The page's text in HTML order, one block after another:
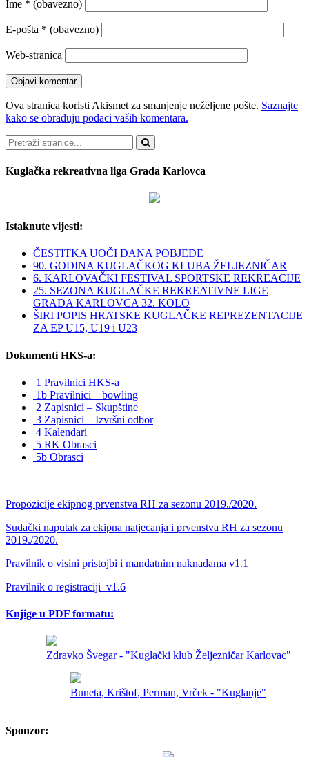
Ime * (obavezno)
E-pošta * (obavezno)
Web-stranica
Ova stranica koristi Akismet za smanjenje neželjene pošte. Saznajte
kako se obrađuju podaci vaših komentara.
Pretraži
Kuglačka rekreativna liga Grada Karlovca
Istaknute vijesti:
ČESTITKA UOČI DANA POBJEDE
90. GODINA KUGLAČKOG KLUBA ŽELJEZNIČAR
6. KARLOVAČKI FESTIVAL SPORTSKE REKREACIJE
25. SEZONA KUGLAČKE REKREATIVNE LIGE
GRADA KARLOVCA 32. KOLO
ŠIRI POPIS HRATSKE KUGLAČKE REPREZENTACIJE
ZA EP U15, U19 i U23
Dokumenti HKS-a:
1 Pravilnici HKS-a
1b Pravilnici – bowling
2 Zapisnici – Skupštine
3 Zapisnici – Izvršni odbor
4 Kalendari
5 RK Obrasci
5b Obrasci
Propozicije ekipnog prvenstva RH za sezonu 2019./2020.
Sudački naputak za ekipna natjecanja i prvenstva RH za sezonu
2019./2020.
Pravilnik o visini pristojbi i mandatnim naknadama v1.1
Pravilnik o registraciji_v1.6
Knjige u PDF formatu:
Zdravko Švegar - "Kuglački klub Željezničar Karlovac"
Buneta, Krištof, Perman, Vrček - "Kuglanje"
Sponzor: